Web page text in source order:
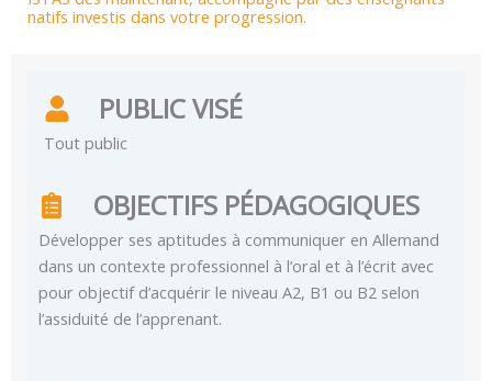
natifs investis dans votre progression.
PUBLIC VISÉ
Tout public
OBJECTIFS PÉDAGOGIQUES
Développer ses aptitudes à communiquer en Allemand
dans un contexte professionnel à l’oral et à l’écrit avec
pour objectif d’acquérir le niveau A2, B1 ou B2 selon
l’assiduité de l’apprenant.